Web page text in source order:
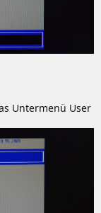
Untermenü User